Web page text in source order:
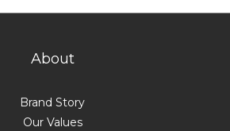
About
Brand Story
Our Values